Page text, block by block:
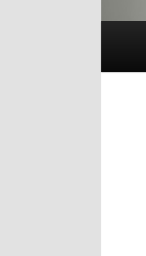
メ